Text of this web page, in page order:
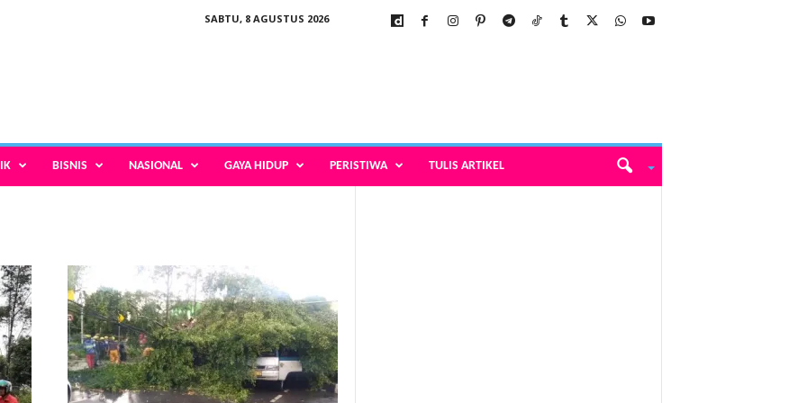
SABTU, 8 AGUSTUS 2026
BISNIS NASIONAL GAYA HIDUP PERISTIWA TULIS ARTIKEL